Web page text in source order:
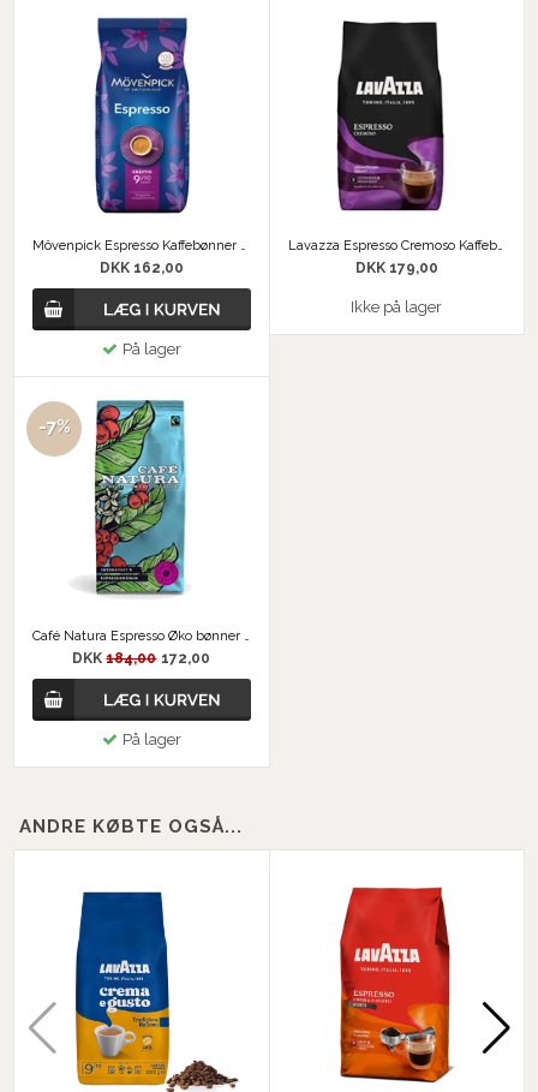
Mövenpick Espresso Kaffebønner 1 kg
DKK 162,00
På lager
Lavazza Espresso Cremoso Kaffebønner
DKK 179,00
Ikke på lager
-7%
Café Natura Espresso Øko bønner 1kg
DKK184,00 172,00
På lager
ANDRE KØBTE OGSÅ...